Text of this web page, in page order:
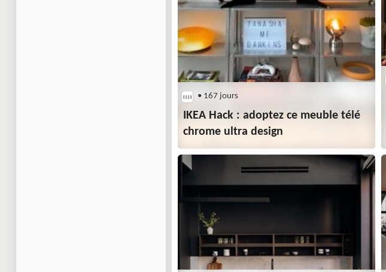
• 167 jours
IKEA Hack : adoptez ce meuble télé
chrome ultra design